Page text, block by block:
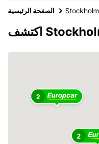
الصفحة الرئيسية Stockholm
2
2